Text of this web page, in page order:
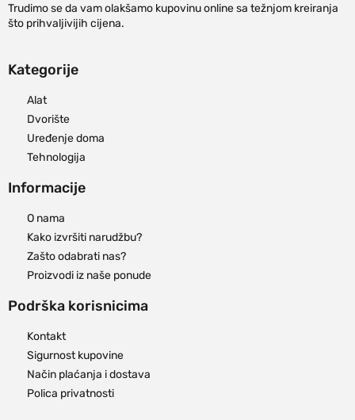
Trudimo se da vam olakšamo kupovinu online sa težnjom kreiranja
što prihvaljivijih cijena.
Kategorije
Alat
Dvorište
Uređenje doma
Tehnologija
Informacije
O nama
Kako izvršiti narudžbu?
Zašto odabrati nas?
Proizvodi iz naše ponude
Podrška korisnicima
Kontakt
Sigurnost kupovine
Način plaćanja i dostava
Polica privatnosti